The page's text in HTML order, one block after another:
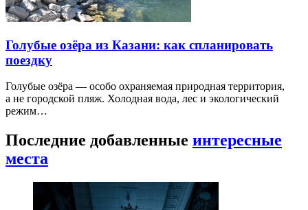
Голубые озёра из Казани: как спланировать
поездку
Голубые озёра — особо охраняемая природная территория,
а не городской пляж. Холодная вода, лес и экологический
режим…
Последние добавленные интересные
места